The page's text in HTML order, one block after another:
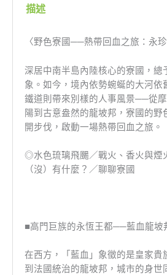
描述
〈野色寮國──熱帶回血之旅：永
深居中南半島內陸核心的寮國，總
象。如今，境內依勢蜿蜒的大河依
鐵道則帶來別樣的人事風景──從
陽到古意盎然的龍坡邦，寮國的野
開步伐，啟動一場熱帶回血之旅。
◎水色琉璃飛颺／戰火、香火與煙
（沒）有什麼？／聊聊寮國
■高門巨族的永恆王都──藍血龍坡
在西方，「藍血」象徵的是皇家貴
到法國統治的龍坡邦，城市的身世